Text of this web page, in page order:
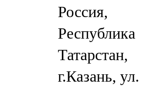
Россия,
Республика
Татарстан,
г.Казань, ул.